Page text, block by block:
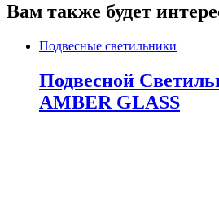
Вам также будет
Подвесные светильники
Подвесной
AMBER GLASS